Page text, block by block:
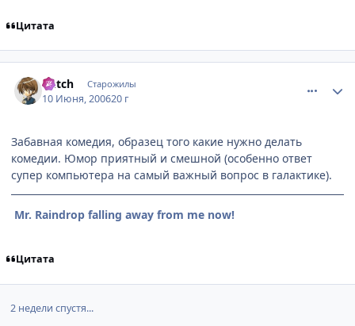
Цитата
Butch Старожилы
10 Июня, 200620 г
Забавная комедия, образец того какие нужно делать
комедии. Юмор приятный и смешной (особенно ответ
супер компьютера на самый важный вопрос в галактике).
Mr. Raindrop falling away from me now!
Цитата
2 недели спустя...